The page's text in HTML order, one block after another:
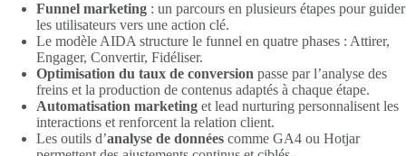
Funnel marketing : un parcours en plusieurs étapes pour guider
les utilisateurs vers une action clé.
Le modèle AIDA structure le funnel en quatre phases : Attirer,
Engager, Convertir, Fidéliser.
Optimisation du taux de conversion passe par l’analyse des
freins et la production de contenus adaptés à chaque étape.
Automatisation marketing et lead nurturing personnalisent les
interactions et renforcent la relation client.
Les outils d’analyse de données comme GA4 ou Hotjar